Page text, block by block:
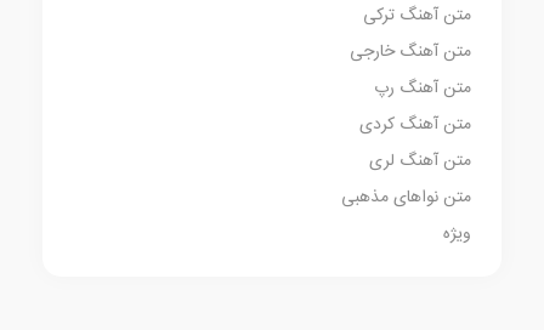
متن آهنگ ترکی
متن آهنگ خارجی
متن آهنگ رپ
متن آهنگ کردی
متن آهنگ لری
متن نواهای مذهبی
ویژه